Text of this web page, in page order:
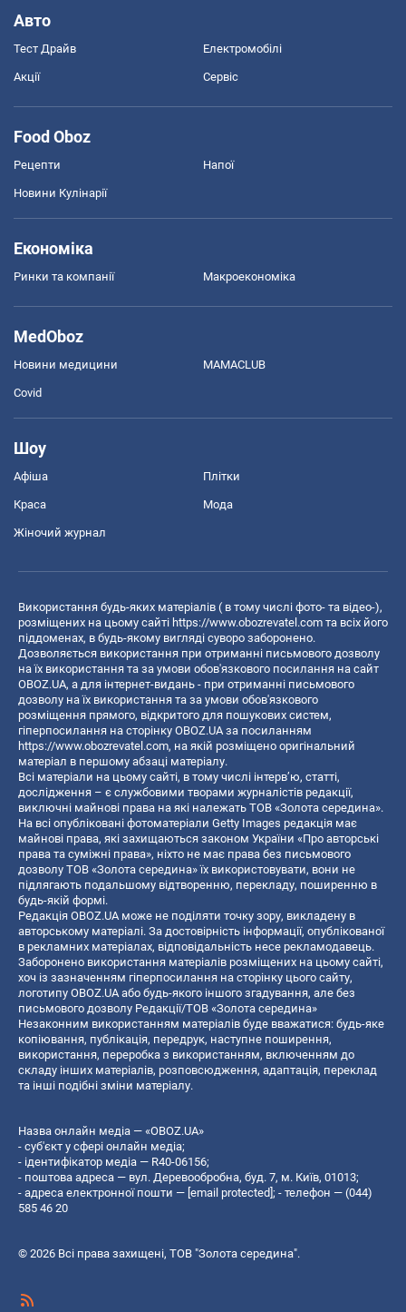
Авто
Тест Драйв Електромобілі
Акції Сервіс
Food Oboz
Рецепти Напої
Новини Кулінарії
Економіка
Ринки та компанії Макроекономіка
MedOboz
Новини медицини MAMACLUB
Covid
Шоу
Афіша Плітки
Краса Мода
Жіночий журнал
Використання будь-яких матеріалів ( в тому числі фото- та відео-),
розміщених на цьому сайті https://www.obozrevatel.com та всіх його
піддоменах, в будь-якому вигляді суворо заборонено.
Дозволяється використання при отриманні письмового дозволу
на їх використання та за умови обов'язкового посилання на сайт
OBOZ.UA, а для інтернет-видань - при отриманні письмового
дозволу на їх використання та за умови обов'язкового
розміщення прямого, відкритого для пошукових систем,
гіперпосилання на сторінку OBOZ.UA за посиланням
https://www.obozrevatel.com, на якій розміщено оригінальний
матеріал в першому абзаці матеріалу.
Всі матеріали на цьому сайті, в тому числі інтерв’ю, статті,
дослідження – є службовими творами журналістів редакції,
виключні майнові права на які належать ТОВ «Золота середина».
На всі опубліковані фотоматеріали Getty Images редакція має
майнові права, які захищаються законом України «Про авторські
права та суміжні права», ніхто не має права без письмового
дозволу ТОВ «Золота середина» їх використовувати, вони не
підлягають подальшому відтворенню, перекладу, поширенню в
будь-якій формі.
Редакція OBOZ.UA може не поділяти точку зору, викладену в
авторському матеріалі. За достовірність інформації, опублікованої
в рекламних матеріалах, відповідальність несе рекламодавець.
Заборонено використання матеріалів розміщених на цьому сайті,
хоч із зазначенням гіперпосилання на сторінку цього сайту,
логотипу OBOZ.UA або будь-якого іншого згадування, але без
письмового дозволу Редакції/ТОВ «Золота середина»
Незаконним використанням матеріалів буде вважатися: будь-яке
копiювання, публiкацiя, передрук, наступне поширення,
використання, переробка з використанням, включенням до
складу інших матеріалів, розповсюдження, адаптація, переклад
та інші подібні зміни матеріалу.
Назва онлайн медіа — «OBOZ.UA»
- суб'єкт у сфері онлайн медіа;
- ідентифікатор медіа — R40-06156;
- поштова адреса — вул. Деревообробна, буд. 7, м. Київ, 01013;
- адреса електронної пошти — [email protected]; - телефон — (044)
585 46 20
© 2026 Всі права захищені, ТОВ "Золота середина".